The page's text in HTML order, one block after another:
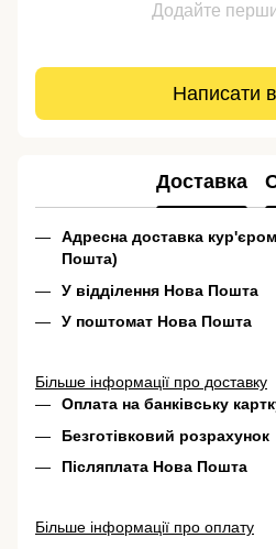
Додайте
Написати
Доставка
Адресна доставка
Пошта)
У відділення Нова Пошта
У поштомат Нова Пошта
Більше інформації про доставку
Оплата на банківську
Безготівковий розрахунок
Післяплата Нова Пошта
Більше інформації про оплату